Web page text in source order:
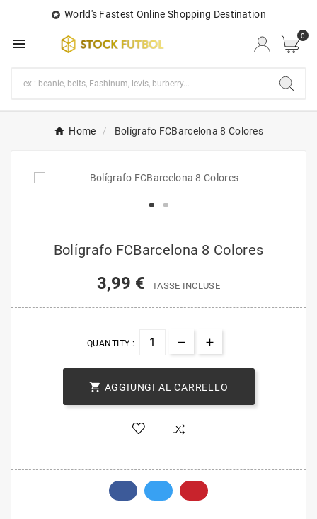
 World's Fastest Online Shopping Destination
 0
Home Bolígrafo FCBarcelona 8 Colores
Bolígrafo FCBarcelona 8 Colores
3,99 € TASSE INCLUSE
QUANTITY :
 AGGIUNGI AL CARRELLO